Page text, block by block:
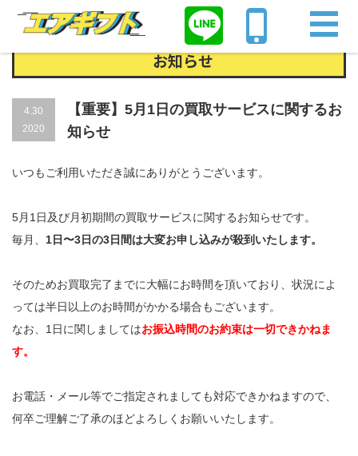
Home お知らせ 【重要】5月1日の買取サービスに関するお知らせ
お知らせ
4.30
2020
【重要】5月1日の買取サービスに関するお
知らせ
いつもご利用いただき誠にありがとうございます。
5月1日及び月初期間の買取サービスに関するお知らせです。
毎月、 1日〜3日の3日間は大変お申し込みが殺到いたします。
そのためお買取完了までに大幅にお時間を頂いており、状況によ
っては半日以上のお時間がかかる場合もございます。
なお、1日に関しましてはお振込時間のお約束は一切できかねま
す。
お電話・メール等でご指定されましても対応できかねますので、
何卒ご理解ご了承のほどよろしくお願いいたします。